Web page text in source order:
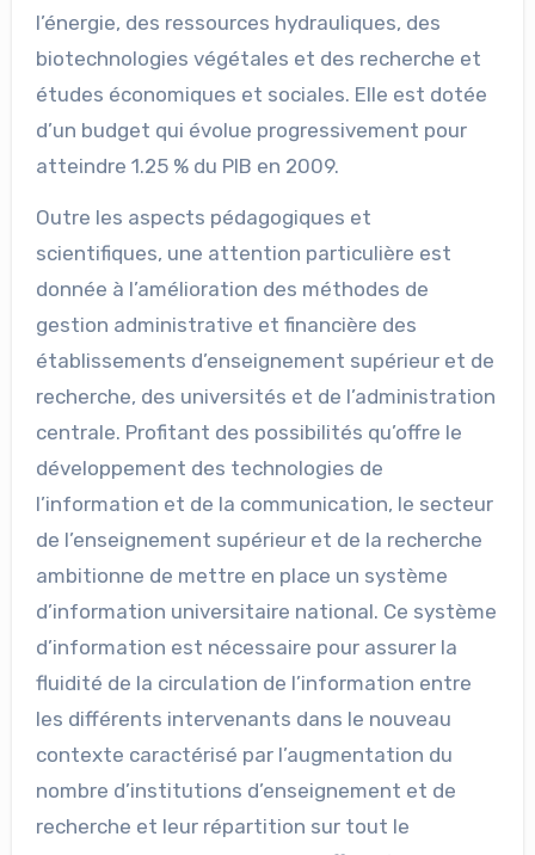
l’énergie, des ressources hydrauliques, des
biotechnologies végétales et des recherche et
études économiques et sociales. Elle est dotée
d’un budget qui évolue progressivement pour
atteindre 1.25 % du PIB en 2009.
Outre les aspects pédagogiques et
scientifiques, une attention particulière est
donnée à l’amélioration des méthodes de
gestion administrative et financière des
établissements d’enseignement supérieur et de
recherche, des universités et de l’administration
centrale. Profitant des possibilités qu’offre le
développement des technologies de
l’information et de la communication, le secteur
de l’enseignement supérieur et de la recherche
ambitionne de mettre en place un système
d’information universitaire national. Ce système
d’information est nécessaire pour assurer la
fluidité de la circulation de l’information entre
les différents intervenants dans le nouveau
contexte caractérisé par l’augmentation du
nombre d’institutions d’enseignement et de
recherche et leur répartition sur tout le